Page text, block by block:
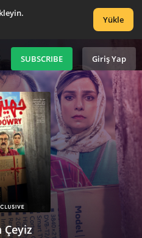
Yükle
SUBSCRIBE Giriş Yap
Çeyiz